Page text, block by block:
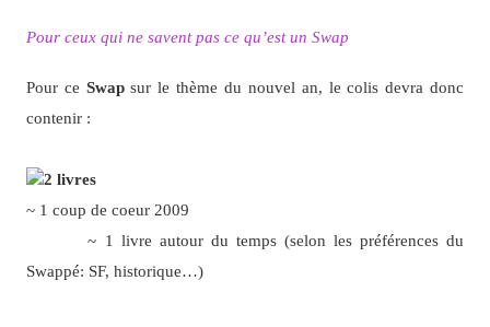
Pour ceux qui ne savent pas ce qu’est un Swap
Pour ce Swapsur le thème du nouvel an, le colis devra donc
contenir :
2 livres
~ 1 coup de coeur 2009
~ 1 livre autour du temps (selon les préférences du
Swappé: SF, historique…)